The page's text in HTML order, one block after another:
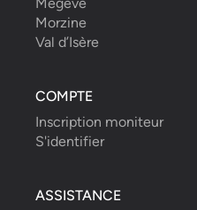
Morzine
Val d’Isère
COMPTE
Inscription moniteur
S'identifier
ASSISTANCE